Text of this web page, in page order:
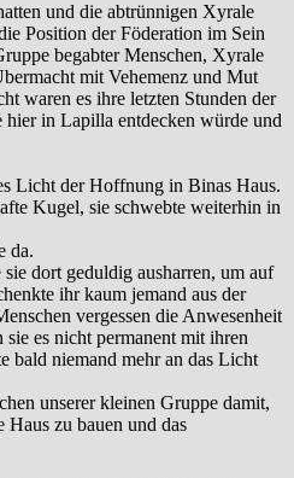
und die abtrünnigen Xyrale
Position der Föderation im Sein
begabter Menschen, Xyrale
mit Vehemenz und Mut
waren es ihre letzten Stunden der
hier in Lapilla entdecken würde und
Licht der Hoffnung in Binas Haus.
Kugel, sie schwebte weiterhin in
da.
dort geduldig ausharren, um auf
ihr kaum jemand aus der
vergessen die Anwesenheit
es nicht permanent mit ihren
bald niemand mehr an das Licht
unserer kleinen Gruppe damit,
Haus zu bauen und das